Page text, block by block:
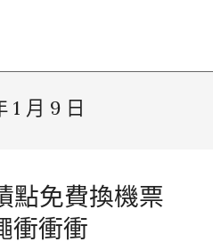
1 月 9 日
點免費換機票
衝衝衝